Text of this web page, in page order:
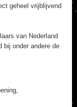
geheel vrijblijvend
van Nederland
bij onder andere de